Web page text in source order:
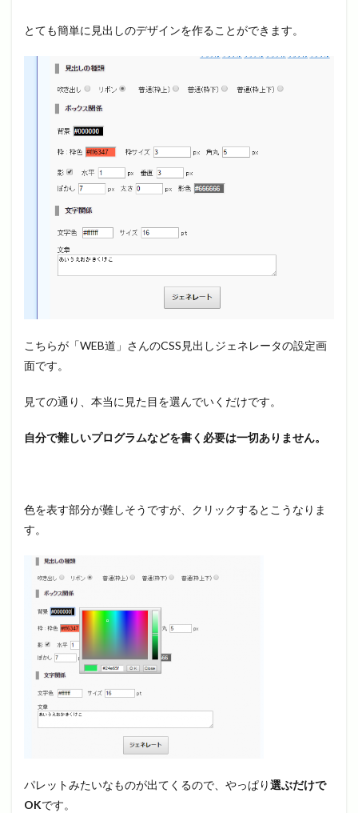
とても簡単に見出しのデザインを作ることができます。
こちらが「WEB道」さんのCSS見出しジェネレータの設定画
面です。
見ての通り、本当に見た目を選んでいくだけです。
自分で難しいプログラムなどを書く必要は一切ありません。
色を表す部分が難しそうですが、クリックするとこうなりま
す。
パレットみたいなものが出てくるので、やっぱり選ぶだけで
OKです。